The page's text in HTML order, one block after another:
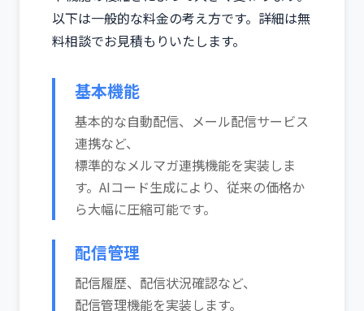
以下は一般的な料金の考え方です。詳細は無
料相談でお見積もりいたします。
基本機能
基本的な自動配信、メール配信サービス
連携など、
標準的なメルマガ連携機能を実装しま
す。AIコード生成により、従来の価格か
ら大幅に圧縮可能です。
配信管理
配信履歴、配信状況確認など、
配信管理機能を実装します。